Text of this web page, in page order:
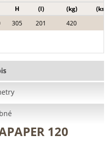
H (l) (kg)
(ks)
305 201 420
120